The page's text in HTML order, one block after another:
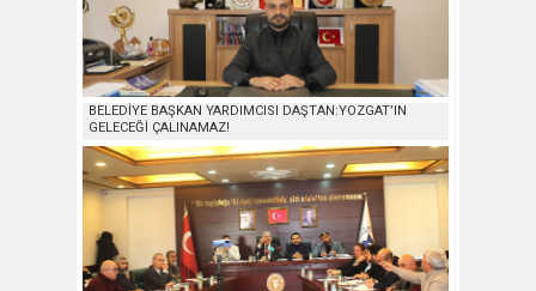
BELEDİYE BAŞKAN YARDIMCISI DAŞTAN:YOZGAT’IN
GELECEĞİ ÇALINAMAZ!